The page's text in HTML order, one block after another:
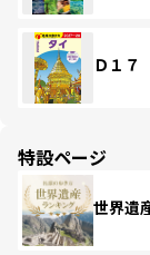
Ｄ１
特設ページ
世界遺